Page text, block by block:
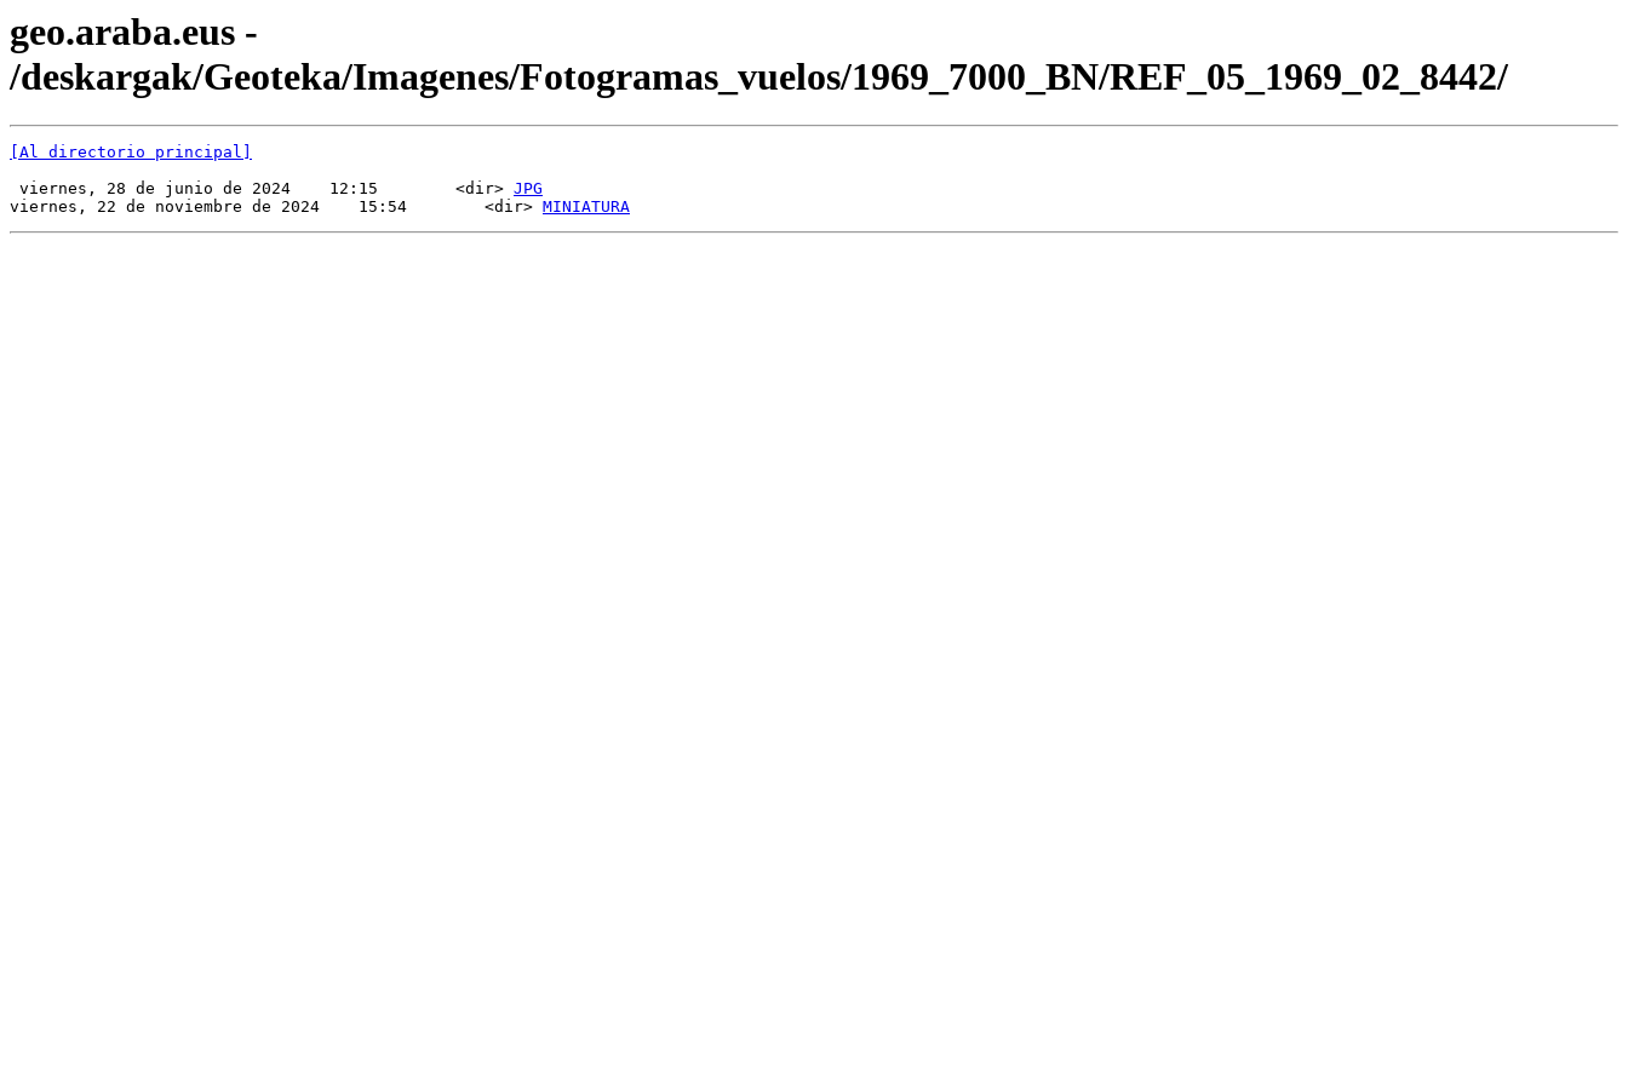
geo.araba.eus -
/deskargak/Geoteka/Imagenes/Fotogramas_vuelos/1969_7000_BN/REF_05_1969_02_8442/
[Al directorio principal]
viernes, 28 de junio de 2024    12:15        <dir> JPG
viernes, 22 de noviembre de 2024    15:54        <dir> MINIATURA